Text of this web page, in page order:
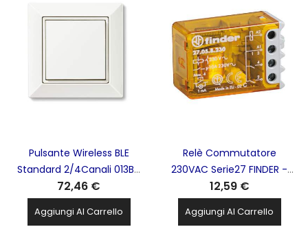
Pulsante Wireless BLE
Standard 2/4Canali 013B9
BIANCO FINDER - 013.B9
72,46 €
Aggiungi Al Carrello
Relè Commutatore
230VAC Serie27 FINDER -
270582300000
12,59 €
Aggiungi Al Carrello